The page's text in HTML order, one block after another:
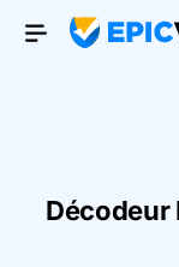
Open Menu
Décodeur